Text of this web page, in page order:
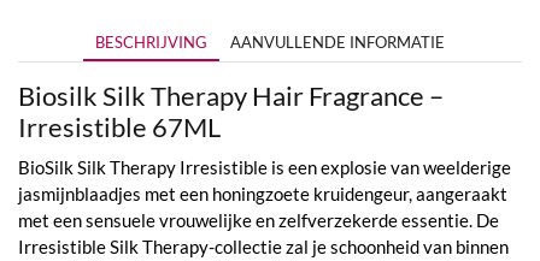
BESCHRIJVING AANVULLENDE INFORMATIE
Biosilk Silk Therapy Hair Fragrance –
Irresistible 67ML
BioSilk Silk Therapy Irresistible is een explosie van weelderige
jasmijnblaadjes met een honingzoete kruidengeur, aangeraakt
met een sensuele vrouwelijke en zelfverzekerde essentie. De
Irresistible Silk Therapy-collectie zal je schoonheid van binnen